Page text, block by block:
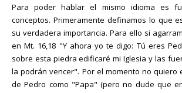
Para poder hablar el mismo idioma es
conceptos. Primeramente definamos lo que
su verdadera importancia. Para ello si
en Mt. 16,18 "Y ahora yo te digo: Tú eres
sobre esta piedra edificaré mi Iglesia y las
la podrán vencer". Por el momento no quiero
de Pedro como "Papa" (pero no dude que